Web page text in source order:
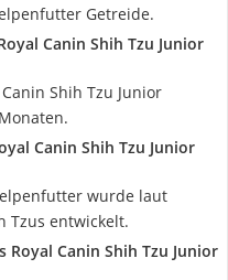
Getreide.
Canin Shih Tzu Junior
Shih Tzu Junior
Canin Shih Tzu Junior
wurde laut
Tzus entwickelt.
Canin Shih Tzu Junior